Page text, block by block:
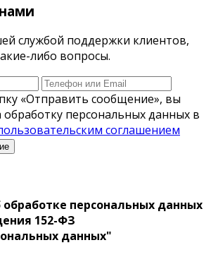
службой поддержки клиентов,
либо вопросы.
«Отправить сообщение», вы
обработку персональных данных в
соглашением
персональных данных
152-ФЗ
данных"